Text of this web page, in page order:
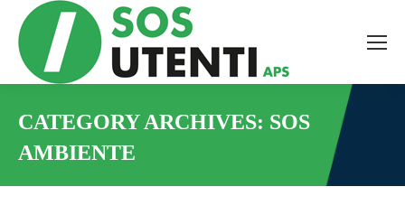
CATEGORY ARCHIVES: SOS
AMBIENTE